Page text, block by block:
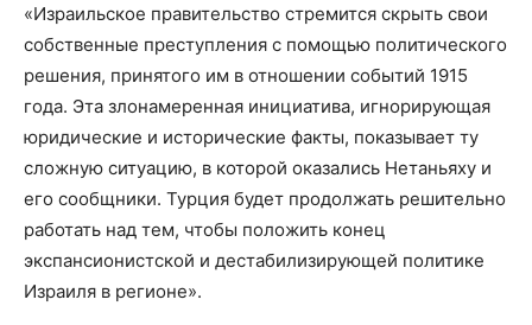
«Израильское правительство стремится скрыть свои
собственные преступления с помощью политического
решения, принятого им в отношении событий 1915
года. Эта злонамеренная инициатива, игнорирующая
юридические и исторические факты, показывает ту
сложную ситуацию, в которой оказались Нетаньяху и
его сообщники. Турция будет продолжать решительно
работать над тем, чтобы положить конец
экспансионистской и дестабилизирующей политике
Израиля в регионе».